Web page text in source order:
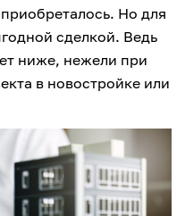
Но для
сделкой. Ведь
ниже, нежели при
в новостройке или